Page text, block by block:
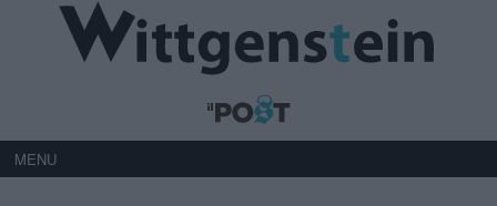
MENU